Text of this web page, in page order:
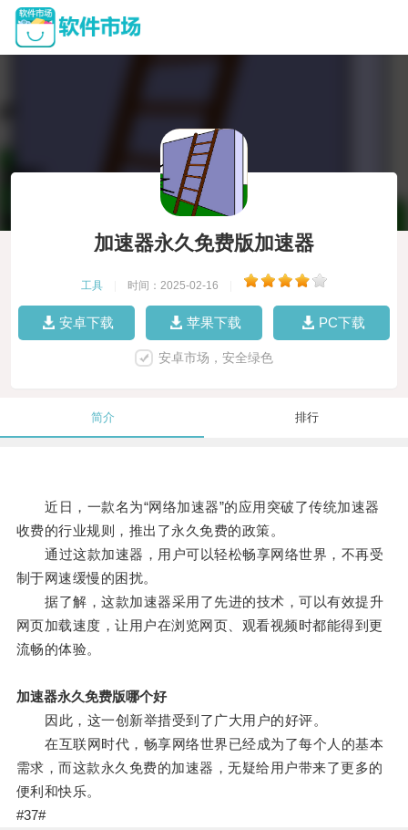
加速器永久免费版加速器
工具 时间：2025-02-16
安卓下载 苹果下载 PC下载
安卓市场，安全绿色
简介 排行
近日，一款名为“网络加速器”的应用突破了传统加速器
收费的行业规则，推出了永久免费的政策。
通过这款加速器，用户可以轻松畅享网络世界，不再受
制于网速缓慢的困扰。
据了解，这款加速器采用了先进的技术，可以有效提升
网页加载速度，让用户在浏览网页、观看视频时都能得到更
流畅的体验。
加速器永久免费版哪个好
因此，这一创新举措受到了广大用户的好评。
在互联网时代，畅享网络世界已经成为了每个人的基本
需求，而这款永久免费的加速器，无疑给用户带来了更多的
便利和快乐。
#37#